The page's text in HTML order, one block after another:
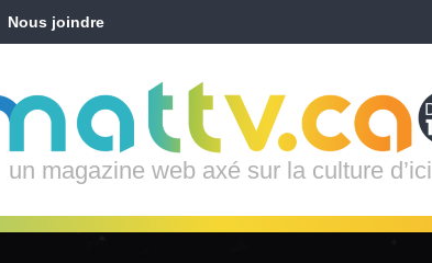
Nous joindre
un magazine web axé sur la culture d’ici